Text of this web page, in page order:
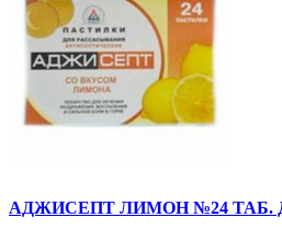
АДЖИСЕПТ ЛИМОН №24 ТАБ.